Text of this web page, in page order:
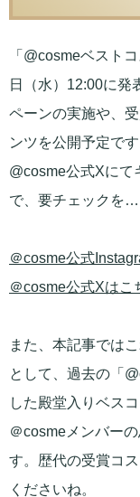
「@cosmeベスト
日（水）12:00に発
ペーンの実施や、
ンツを公開予定で
@cosme公式Xにて
で、要チェックを…
＠cosme公式
＠cosme公式Xはこ
また、本記事では
として、過去の「
した殿堂入りベス
＠cosmeメンバー
す。歴代の受賞コ
くださいね。